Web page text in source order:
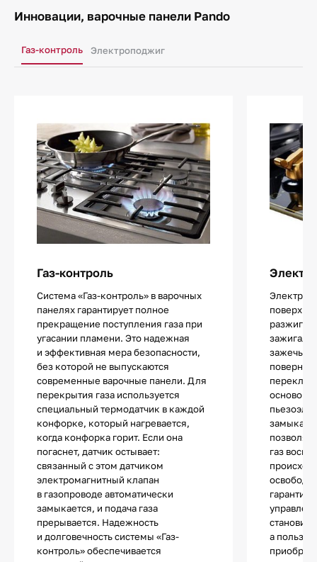
Инновации, варочные панели Pando
Газ-контроль Электроподжиг
Газ-контроль
Система «Газ-контроль» в варочных
панелях гарантирует полное
прекращение поступления газа при
угасании пламени. Это надежная
и эффективная мера безопасности,
без которой не выпускаются
современные варочные панели. Для
перекрытия газа используется
специальный термодатчик в каждой
конфорке, который нагревается,
когда конфорка горит. Если она
погаснет, датчик остывает:
связанный с этом датчиком
электромагнитный клапан
в газопроводе автоматически
замыкается, и подача газа
прерывается. Надежность
и долговечность системы «Газ-
контроль» обеспечивается
зажечь
повернув
основой
газ
а